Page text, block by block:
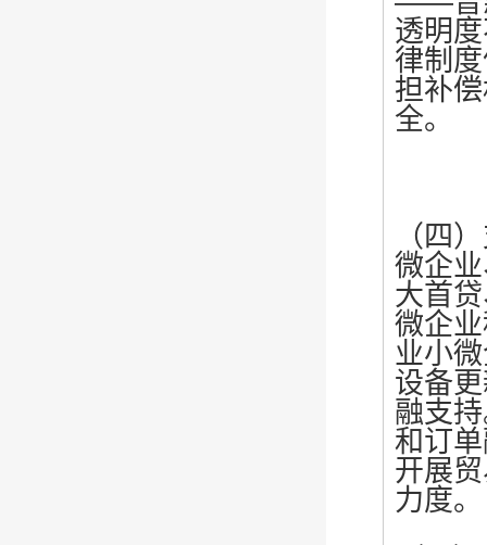
透明
律制
担补
全。
（四
微企
大首
微企
业小
设备
融支
和订
开展
力度。